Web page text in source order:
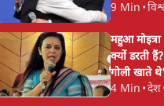
9 Min •
महुआ
क्यों डरती
गोली खाते थे'
4 Min •देश